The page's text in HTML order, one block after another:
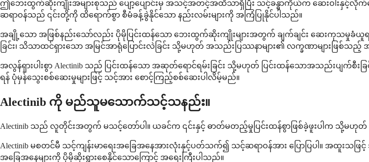
ဤဘေးထွက်ဆိုးကျိုးအများစုသည် ပျော့ပျောင်းမှ အသင့်အတင့်အထိသာရှိပြီး သင့်ခန္ဓာကိုယ်က ဆေးဝါး
ဆရာဝန်သည် ၎င်းတို့ကို ထိရောက်စွာ စီမံခန့်ခွဲနိုင်သော နည်းလမ်းများကို အကြံပြုနိုင်ပါသည်။
အချို့သော အဖြစ်နည်းသော်လည်း ပိုမိုပြင်းထန်သော ဘေးထွက်ဆိုးကျိုးများအတွက် ချက်ချင်း ဆေးကုသမှုခံ
ခြင်း၊ သိသာထင်ရှားသော အမြင်အာရုံပြောင်းလဲခြင်း သို့မဟုတ် အသည်းပြဿနာများ၏ လက္ခဏာများဖြစ်သည့်
အလွန်ရှားပါးစွာ Alectinib သည် ပြင်းထန်သော အဆုတ်ရောင်ရမ်းခြင်း သို့မဟုတ် ပြင်းထန်သောအသည်းပျ
ရန် ပုံမှန်သွေးစစ်ဆေးမှုများဖြင့် သင့်အား စောင့်ကြည့်စစ်ဆေးပါလိမ့်မည်။
Alectinib ကို မည်သူမသောက်သင့်သနည်း။
Alectinib သည် လူတိုင်းအတွက် မသင့်တော်ပါ။ ယခင်က ၎င်းနှင့် ဓာတ်မတည့်မှုပြင်းထန်စွာဖြစ်ခဲ့ဖူးပါက သို့မဟု
Alectinib မစတင်မီ သင့်ကျန်းမာရေးအခြေအနေအားလုံးနှင့်ပတ်သက်၍ သင့်ဆရာဝန်အား ပြောပြပါ။ အထူး
အခြေအနေများကို ပိုမိုဆိုးရွားစေနိုင်သောကြောင့် အရေးကြီးပါသည်။